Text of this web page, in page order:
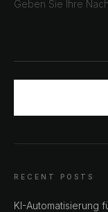
RECENT POSTS
KI-Automatisierung